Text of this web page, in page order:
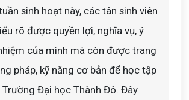
sinh hoạt này, các tân sinh viên
rõ được quyền lợi, nghĩa vụ, ý
của mình mà còn được trang
pháp, kỹ năng cơ bản để học tập
Trường Đại học Thành Đô. Đây